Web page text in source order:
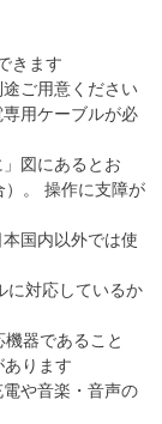
きます
ご用意ください
用ケーブルが必
図にあるとお
）。 操作に支障が
国内以外では使
に対応しているか
器であること
ります
や音楽・音声の